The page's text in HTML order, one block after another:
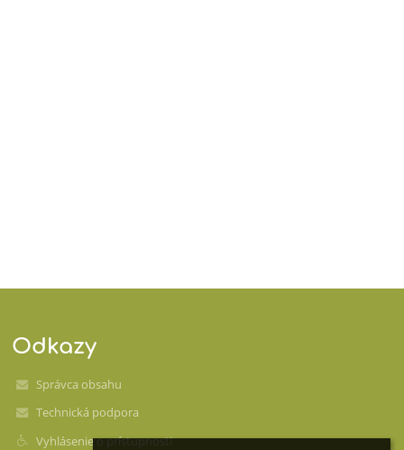
Odkazy
Správca obsahu
Technická podpora
Vyhlásenie o prístupnosti